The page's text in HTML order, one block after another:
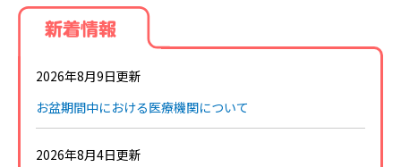
新着情報
2026年8月9日更新
お盆期間中における医療機関について
2026年8月4日更新